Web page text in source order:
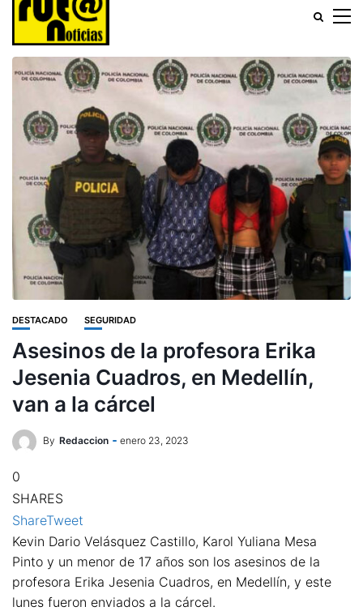
DESTACADO SEGURIDAD
Asesinos de la profesora Erika
Jesenia Cuadros, en Medellín,
van a la cárcel
By Redaccion enero 23, 2023
0
SHARES
ShareTweet
Kevin Dario Velásquez Castillo, Karol Yuliana Mesa
Pinto y un menor de 17 años son los asesinos de la
profesora Erika Jesenia Cuadros, en Medellín, y este
lunes fueron enviados a la cárcel.